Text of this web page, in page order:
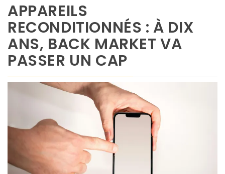
APPAREILS
RECONDITIONNÉS : À DIX
ANS, BACK MARKET VA
PASSER UN CAP